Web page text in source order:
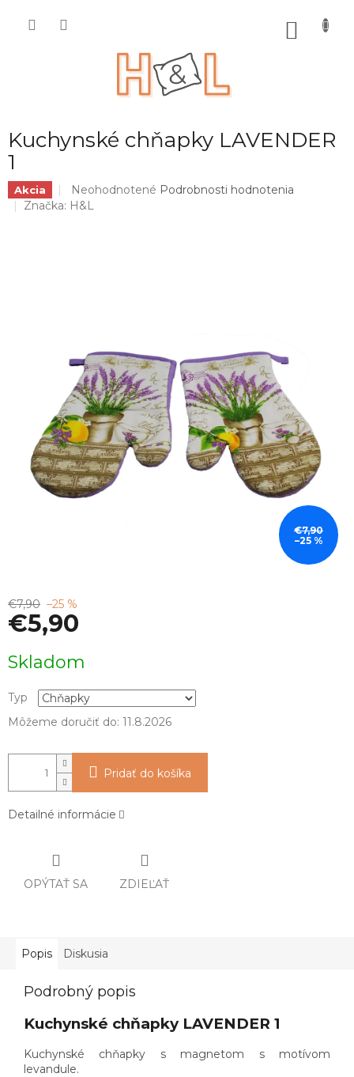
Kuchynské chňapky LAVENDER
1
Akcia
Priemerné
hodnotenie
Neohodnotené Podrobnosti hodnotenia
Značka: H&L
€7,90
–25 %
€7,90 –25 %
€5,90
cena:
Skladom
Typ
Môžeme doručiť do: 11.8.2026
Pridať do košíka
Detailné informácie
OPÝTAŤ SA ZDIEĽAŤ
Popis Diskusia
Podrobný popis
Kuchynské chňapky LAVENDER 1
Kuchynské chňapky s magnetom s motívom
levandule.